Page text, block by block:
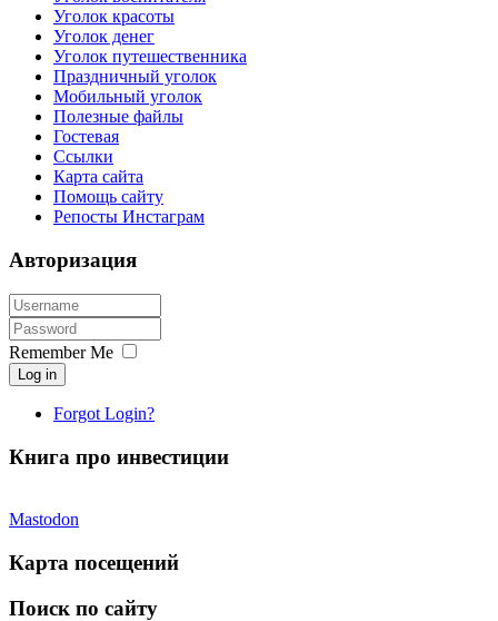
Уголок красоты
Уголок денег
Уголок путешественника
Праздничный уголок
Мобильный уголок
Полезные файлы
Гостевая
Ссылки
Карта сайта
Помощь сайту
Репосты Инстаграм
Авторизация
Remember Me
Log in
Forgot Login?
Книга про инвестиции
Mastodon
Карта посещений
Поиск по сайту